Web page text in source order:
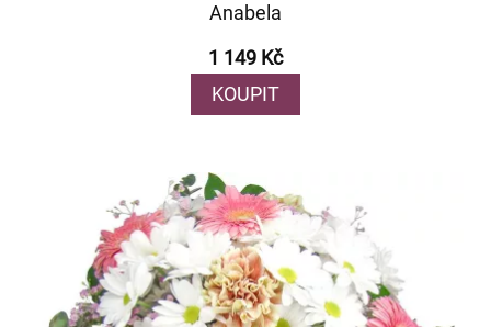
Anabela
1 149 Kč
KOUPIT